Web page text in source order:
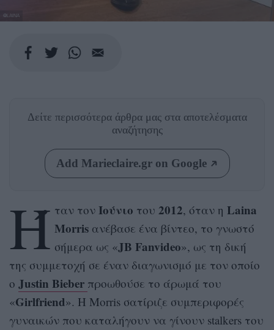
@LAINA
Δείτε περισσότερα άρθρα μας στα αποτελέσματα
αναζήτησης
Add Marieclaire.gr on Google
Ή ταν τον Ιούνιο του 2012, όταν η Laina
Morrisανέβασε ένα βίντεο, το γνωστό
σήμερα ως «JB Fanvideo», ως τη δική
της συμμετοχή σε έναν διαγωνισμό με τον οποίο
ο Justin Bieber προωθούσε το άρωμά του
«Girlfriend». H Morris σατίριζε συμπεριφορές
γυναικών που καταλήγουν να γίνουν stalkers του